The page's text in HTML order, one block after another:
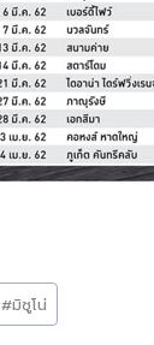
#มิซูโน่